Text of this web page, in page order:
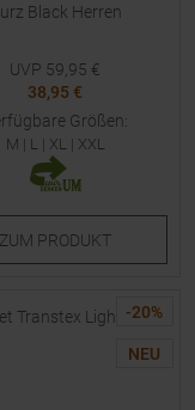
Black Herren
UVP 59,95 €
38,95 €
Größen:
M | L | XL | XXL
ZUM PRODUKT
-20%
NEU